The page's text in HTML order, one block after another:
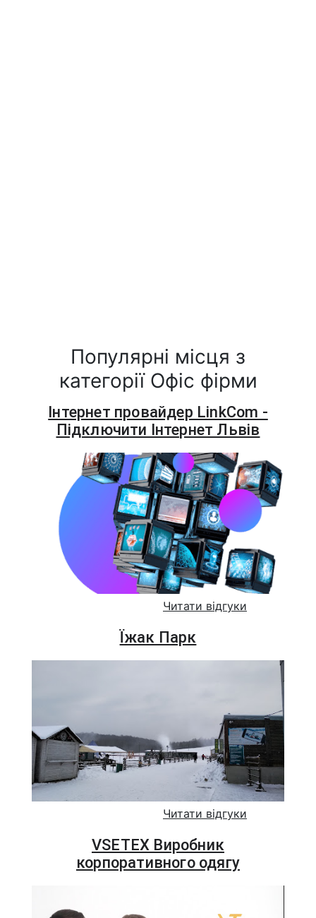
Популярні місця з
категорії Офіс фірми
Інтернет провайдер LinkCom -
Підключити Інтернет Львів
Читати відгуки
Їжак Парк
Читати відгуки
VSETEX Виробник
корпоративного одягу